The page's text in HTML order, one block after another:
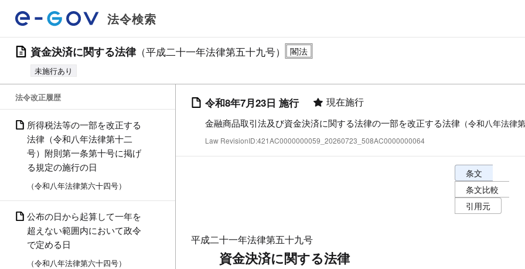
法令検索
資金決済に関する法律（平成二十一年法律第五十九号）
未施行あり
法令改正履歴
所得税法等の一部を改正する
法律（令和八年法律第十二
号）附則第一条第十号に掲げ
る規定の施行の日
（令和八年法律第六十四号）
公布の日から起算して一年を
超えない範囲内において政令
で定める日
（令和八年法律第六十四号）
令和8年7月23日 施行 現在施行
金融商品取引法及び資金決済に関する法律の一部を改正する法律 （令和八年法律
Law RevisionID:421AC0000000059_20260723_508AC0000000064
条文表示オプシ
条文
条文比較
引用元
平成二十一年法律第五十九号
資金決済に関する法律